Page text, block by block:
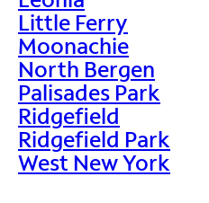
Little Ferry
Moonachie
North Bergen
Palisades Park
Ridgefield
Ridgefield Park
West New York